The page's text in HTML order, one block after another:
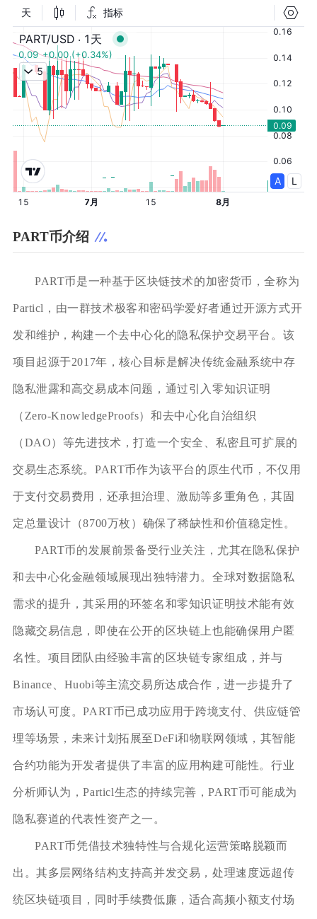
PART币介绍
PART币是一种基于区块链技术的加密货币，全称为
Particl，由一群技术极客和密码学爱好者通过开源方式开
发和维护，构建一个去中心化的隐私保护交易平台。该
项目起源于2017年，核心目标是解决传统金融系统中存
隐私泄露和高交易成本问题，通过引入零知识证明
（Zero-KnowledgeProofs）和去中心化自治组织
（DAO）等先进技术，打造一个安全、私密且可扩展的
交易生态系统。PART币作为该平台的原生代币，不仅用
于支付交易费用，还承担治理、激励等多重角色，其固
定总量设计（8700万枚）确保了稀缺性和价值稳定性。
PART币的发展前景备受行业关注，尤其在隐私保护
和去中心化金融领域展现出独特潜力。全球对数据隐私
需求的提升，其采用的环签名和零知识证明技术能有效
隐藏交易信息，即使在公开的区块链上也能确保用户匿
名性。项目团队由经验丰富的区块链专家组成，并与
Binance、Huobi等主流交易所达成合作，进一步提升了
市场认可度。PART币已成功应用于跨境支付、供应链管
理等场景，未来计划拓展至DeFi和物联网领域，其智能
合约功能为开发者提供了丰富的应用构建可能性。行业
分析师认为，Particl生态的持续完善，PART币可能成为
隐私赛道的代表性资产之一。
PART币凭借技术独特性与合规化运营策略脱颖而
出。其多层网络结构支持高并发交易，处理速度远超传
统区块链项目，同时手续费低廉，适合高频小额支付场